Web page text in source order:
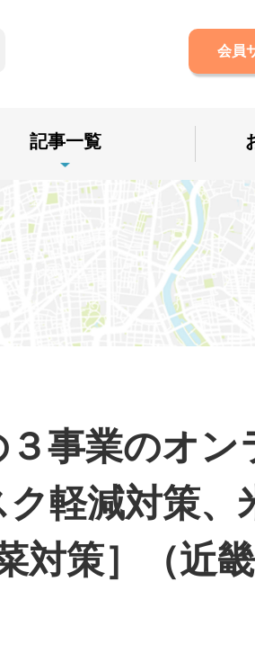
会員
記事一覧
３事業のオン
軽減対策、
対策］（近